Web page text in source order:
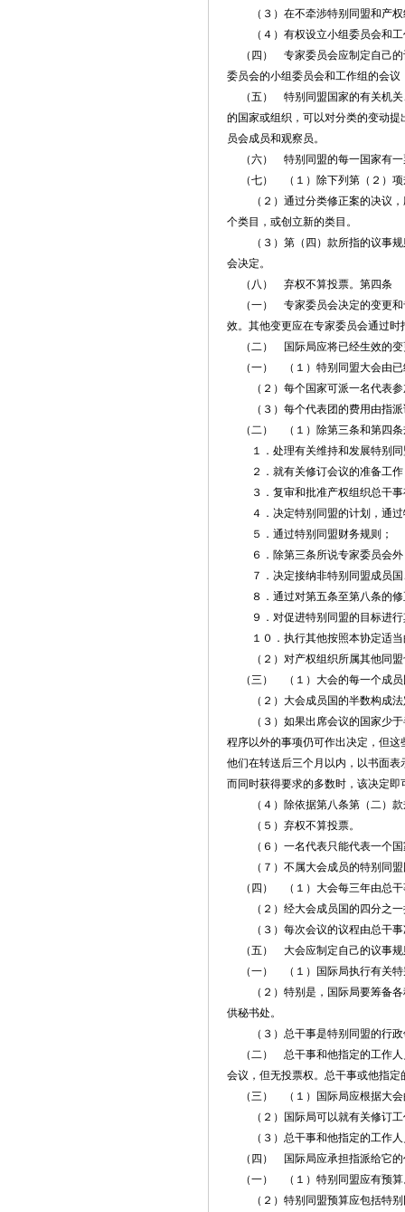
（３）在不牵涉特别同盟和产权
（４）有权设立小组委员会和工
（四） 专家委员会应制定自己的
委员会的小组委员会和工作组的会议
（五） 特别同盟国家的有关机关
的国家或组织，可以对分类的变动
员会成员和观察员。
（六） 特别同盟的每一国家有一
（七） （１）除下列第（２）项
（２）通过分类修正案的决议，
个类目，或创立新的类目。
（３）第（四）款所指的议事规
会决定。
（八） 弃权不算投票。第四条
（一） 专家委员会决定的变更和
效。其他变更应在专家委员会通过时
（二） 国际局应将已经生效的变
（一） （１）特别同盟大会由已
（２）每个国家可派一名代表参
（３）每个代表团的费用由指派
（二） （１）除第三条和第四条
１．处理有关维持和发展特别同
２．就有关修订会议的准备工作
３．复审和批准产权组织总干事
４．决定特别同盟的计划，通过
５．通过特别同盟财务规则；
６．除第三条所说专家委员会外
７．决定接纳非特别同盟成员国
８．通过对第五条至第八条的修
９．对促进特别同盟的目标进行
１０．执行其他按照本协定适当
（２）对产权组织所属其他同盟
（三） （１）大会的每一个成员
（２）大会成员国的半数构成法
（３）如果出席会议的国家少于
程序以外的事项仍可作出决定，但
他们在转送后三个月以内，以书面
而同时获得要求的多数时，该决定即
（４）除依据第八条第（二）款
（５）弃权不算投票。
（６）一名代表只能代表一个国
（７）不属大会成员的特别同盟
（四） （１）大会每三年由总干
（２）经大会成员国的四分之一
（３）每次会议的议程由总干事
（五） 大会应制定自己的议事
（一） （１）国际局执行有关特
（２）特别是，国际局要筹备各
供秘书处。
（３）总干事是特别同盟的行政
（二） 总干事和他指定的工作人
会议，但无投票权。总干事或他指
（三） （１）国际局应根据大会
（２）国际局可以就有关修订工
（３）总干事和他指定的工作人
（四） 国际局应承担指派给它
（一） （１）特别同盟应有预算
（２）特别同盟预算应包括特别